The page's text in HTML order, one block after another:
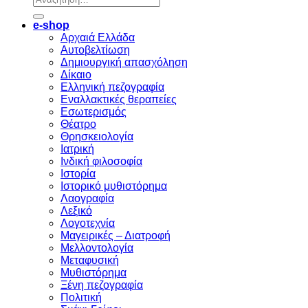
για:
e-shop
Αρχαιά Ελλάδα
Aυτοβελτίωση
Δημιουργική απασχόληση
Δίκαιο
Ελληνική πεζογραφία
Eναλλακτικές θεραπείες
Eσωτερισμός
Θέατρο
Θρησκειολογία
Ιατρική
Ινδική φιλοσοφία
Ιστορία
Ιστορικό μυθιστόρημα
Λαογραφία
Λεξικό
Λογοτεχνία
Μαγειρικές – Διατροφή
Μελλοντολογία
Μεταφυσική
Μυθιστόρημα
Ξένη πεζογραφία
Πολιτική